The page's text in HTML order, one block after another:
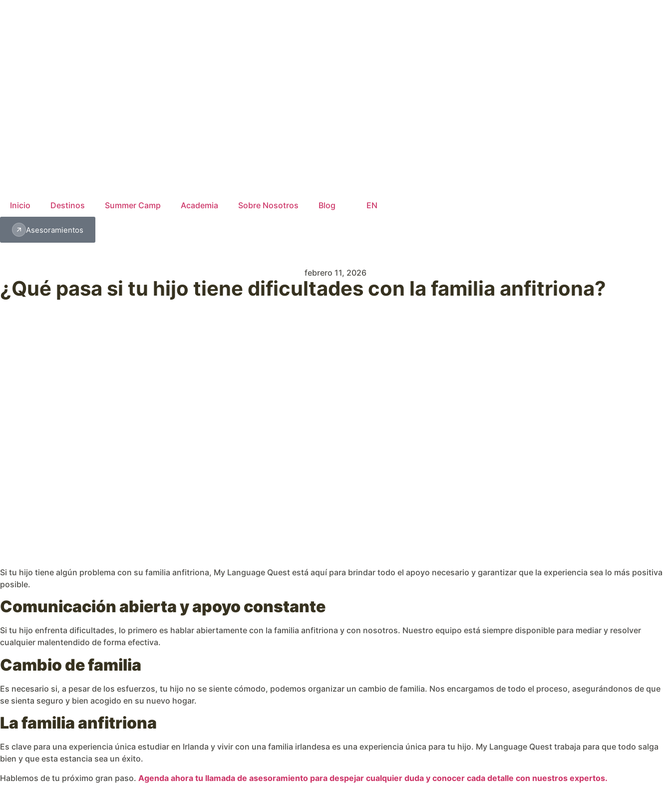
Inicio Destinos Summer Camp Academia Sobre Nosotros Blog EN
Asesoramientos
febrero 11, 2026
¿Qué pasa si tu hijo tiene dificultades con la familia anfitriona?
Si tu hijo tiene algún problema con su familia anfitriona, My Language Quest está aquí para brindar todo el apoyo necesario y garantizar que la experiencia sea lo más positiva
posible.
Comunicación abierta y apoyo constante
Si tu hijo enfrenta dificultades, lo primero es hablar abiertamente con la familia anfitriona y con nosotros. Nuestro equipo está siempre disponible para mediar y resolver
cualquier malentendido de forma efectiva.
Cambio de familia
Es necesario si, a pesar de los esfuerzos, tu hijo no se siente cómodo, podemos organizar un cambio de familia. Nos encargamos de todo el proceso, asegurándonos de que
se sienta seguro y bien acogido en su nuevo hogar.
La familia anfitriona
Es clave para una experiencia única estudiar en Irlanda y vivir con una familia irlandesa es una experiencia única para tu hijo. My Language Quest trabaja para que todo salga
bien y que esta estancia sea un éxito.
Hablemos de tu próximo gran paso. Agenda ahora tu llamada de asesoramiento para despejar cualquier duda y conocer cada detalle con nuestros expertos.